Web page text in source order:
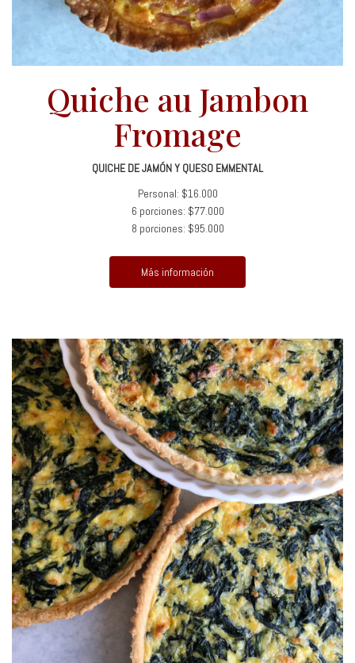
Quiche au Jambon
Fromage
QUICHE DE JAMÓN Y QUESO EMMENTAL
Personal: $16.000
6 porciones: $77.000
8 porciones: $95.000
Más información